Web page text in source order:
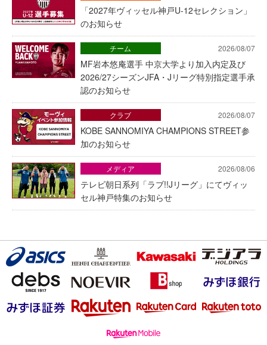
「2027年ヴィッセル神戸U-12セレクション」
のお知らせ
2026/08/07
MF岩本悠庵選手 中京大学より加入内定及び
2026/27シーズンJFA・Jリーグ特別指定選手承
認のお知らせ
チーム
2026/08/07
KOBE SANNOMIYA CHAMPIONS STREET参
加のお知らせ
クラブ
2026/08/06
テレビ朝日系列「ラブ!!Jリーグ」にてヴィッ
セル神戸特集のお知らせ
メディア